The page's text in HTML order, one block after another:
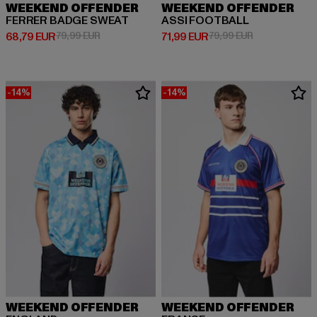
WEEKEND OFFENDER
FERRER BADGE SWEAT
68,79 EUR
Derzeitiger Preis: 68,79 EUR
79,99 EURAktionspreis: 79,99 EUR
WEEKEND OFFENDER
ASSI FOOTBALL
71,99 EUR
Derzeitiger Preis: 71,99 EUR
79,99 EURAktionspreis:
-14%
WEEKEND OFFENDER
-14%
WEEKEND OFFENDER